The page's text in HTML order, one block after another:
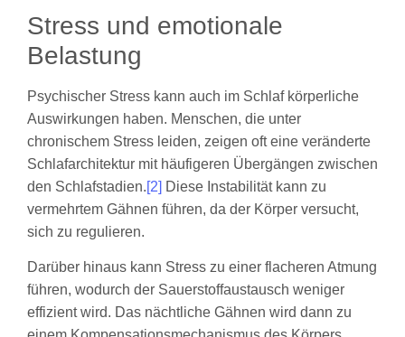
Stress und emotionale
Belastung
Psychischer Stress kann auch im Schlaf körperliche
Auswirkungen haben. Menschen, die unter
chronischem Stress leiden, zeigen oft eine veränderte
Schlafarchitektur mit häufigeren Übergängen zwischen
den Schlafstadien.[2] Diese Instabilität kann zu
vermehrtem Gähnen führen, da der Körper versucht,
sich zu regulieren.
Darüber hinaus kann Stress zu einer flacheren Atmung
führen, wodurch der Sauerstoffaustausch weniger
effizient wird. Das nächtliche Gähnen wird dann zu